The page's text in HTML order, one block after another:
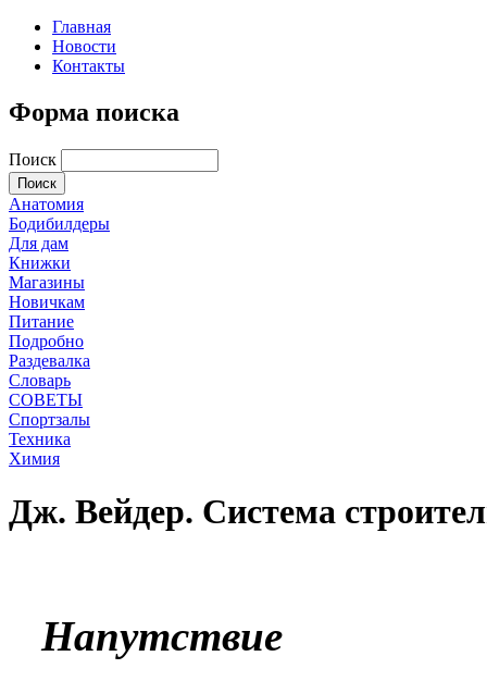
Главная
Новости
Контакты
Форма поиска
Поиск
Анатомия
Бодибилдеры
Для дам
Книжки
Магазины
Новичкам
Питание
Подробно
Раздевалка
Словарь
СОВЕТЫ
Спортзалы
Техника
Химия
Дж. Вейдер. Система
Напутствие